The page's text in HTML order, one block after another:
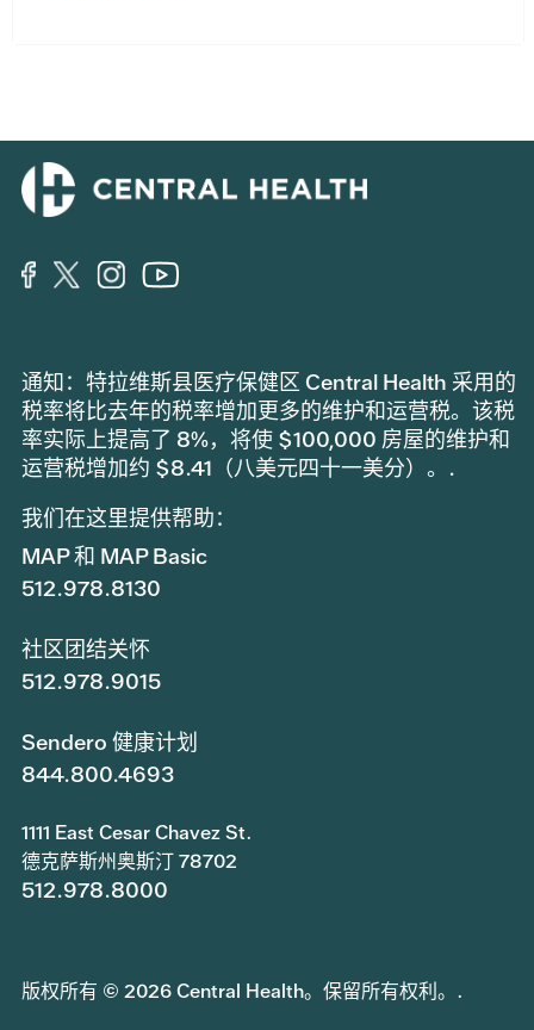
通知：特拉维斯县医疗保健区 Central Health 采用的
税率将比去年的税率增加更多的维护和运营税。该税
率实际上提高了 8%，将使 $100,000 房屋的维护和
运营税增加约 $8.41（八美元四十一美分）。.
我们在这里提供帮助：
MAP 和 MAP Basic
512.978.8130
社区团结关怀
512.978.9015
Sendero 健康计划
844.800.4693
1111 East Cesar Chavez St.
德克萨斯州奥斯汀 78702
512.978.8000
版权所有 © 2026 Central Health。保留所有权利。.